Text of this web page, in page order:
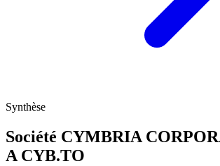
Synthèse
Société CYMBRIA
A CYB.TO